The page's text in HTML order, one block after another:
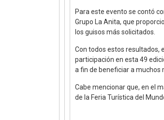
Para este evento se contó
Grupo La Anita, que
los guisos más solicitados.
Con todos estos resultados,
participación en esta 49
a fin de beneficiar a muchos
Cabe mencionar que, en el
de la Feria Turística del